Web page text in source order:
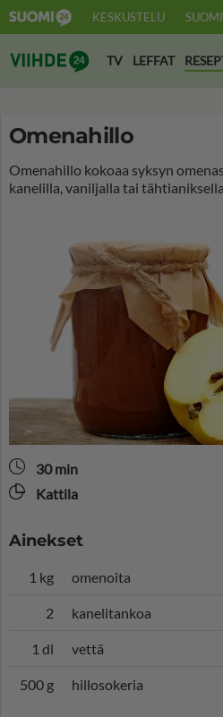
KESKUSTELU
Suomi24 Viihde
TV LEFFAT
Omenahillo
Omenahillo kokoaa syksyn
kanelilla, vaniljalla tai
30 min
Kattila
Ainekset
1 kg omenoita
2 kanelitankoa
1 dl vettä
500 g hillosokeria